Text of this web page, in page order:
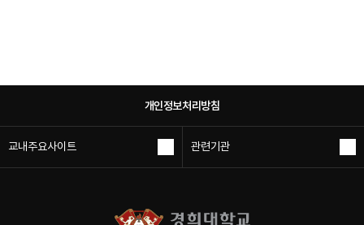
개인정보처리방침
교내주요사이트 관련기관